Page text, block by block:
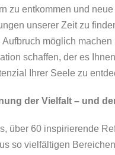
zu entkommen und
unserer Zeit zu
Aufbruch möglich
schaffen, der es
Ihrer Seele zu
der Vielfalt – und
über 60 inspirierende
so vielfältigen